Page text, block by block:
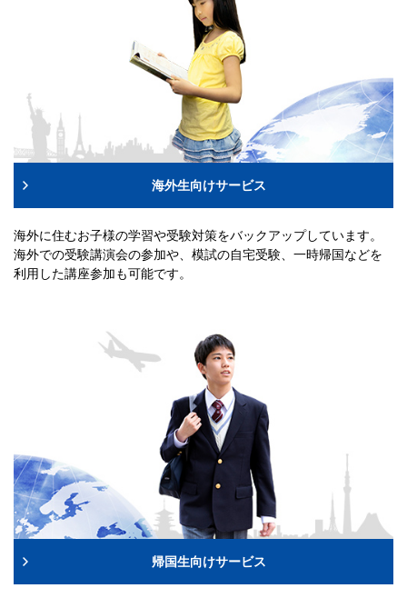
海外生向けサービス
海外に住むお子様の学習や受験対策をバックアップしています。
海外での受験講演会の参加や、模試の自宅受験、一時帰国などを
利用した講座参加も可能です。
帰国生向けサービス